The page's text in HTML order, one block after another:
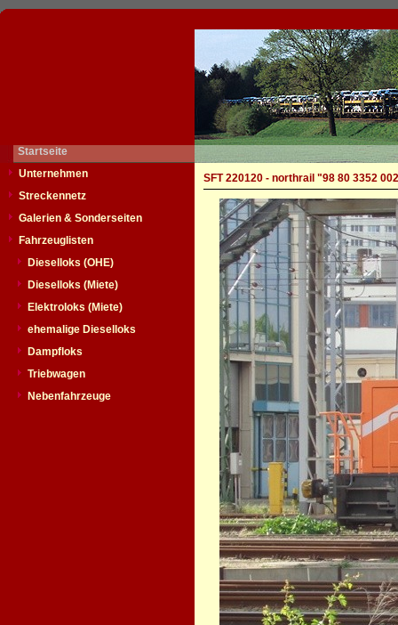
Startseite
Unternehmen
Streckennetz
Galerien & Sonderseiten
Fahrzeuglisten
Dieselloks (OHE)
Dieselloks (Miete)
Elektroloks (Miete)
ehemalige Dieselloks
Dampfloks
Triebwagen
Nebenfahrzeuge
SFT 220120 - northrail "98 80 3352